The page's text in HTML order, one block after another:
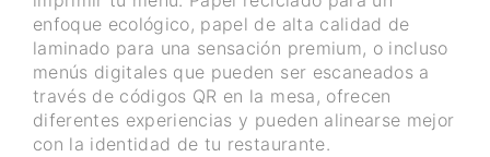
enfoque ecológico, papel de alta calidad de
laminado para una sensación premium, o incluso
menús digitales que pueden ser escaneados a
través de códigos QR en la mesa, ofrecen
diferentes experiencias y pueden alinearse mejor
con la identidad de tu restaurante.